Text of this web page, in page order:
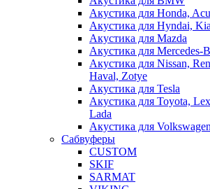
Акустика для Honda,
Акустика для Hyndai, Kia
Акустика для Mazda
Акустика для Mercedes-
Акустика для Nissan,
Haval, Zotye
Акустика для Tesla
Акустика для Toyota,
Lada
Акустика для
Сабвуферы
CUSTOM
SKIF
SARMAT